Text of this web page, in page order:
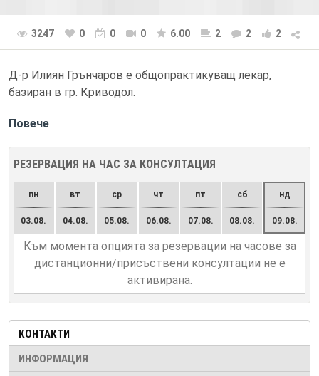
3247 0 0 0 6.00 2 2 2
Д-р Илиян Грънчаров е общопрактикуващ лекар,
базиран в гр. Криводол.
Повече
РЕЗЕРВАЦИЯ НА ЧАС ЗА КОНСУЛТАЦИЯ
пн
03.08.
вт
04.08.
ср
05.08.
чт
06.08.
пт
07.08.
сб
08.08.
нд
09.08.
Към момента опцията за резервации на часове за
дистанционни/присъствени консултации не е
активирана.
КОНТАКТИ
ИНФОРМАЦИЯ